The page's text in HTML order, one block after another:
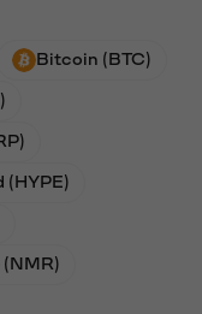
Bitcoin (BTC)
(HYPE)
(NMR)